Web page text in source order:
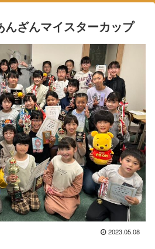
んざんマイスターカップ
2023.05.08